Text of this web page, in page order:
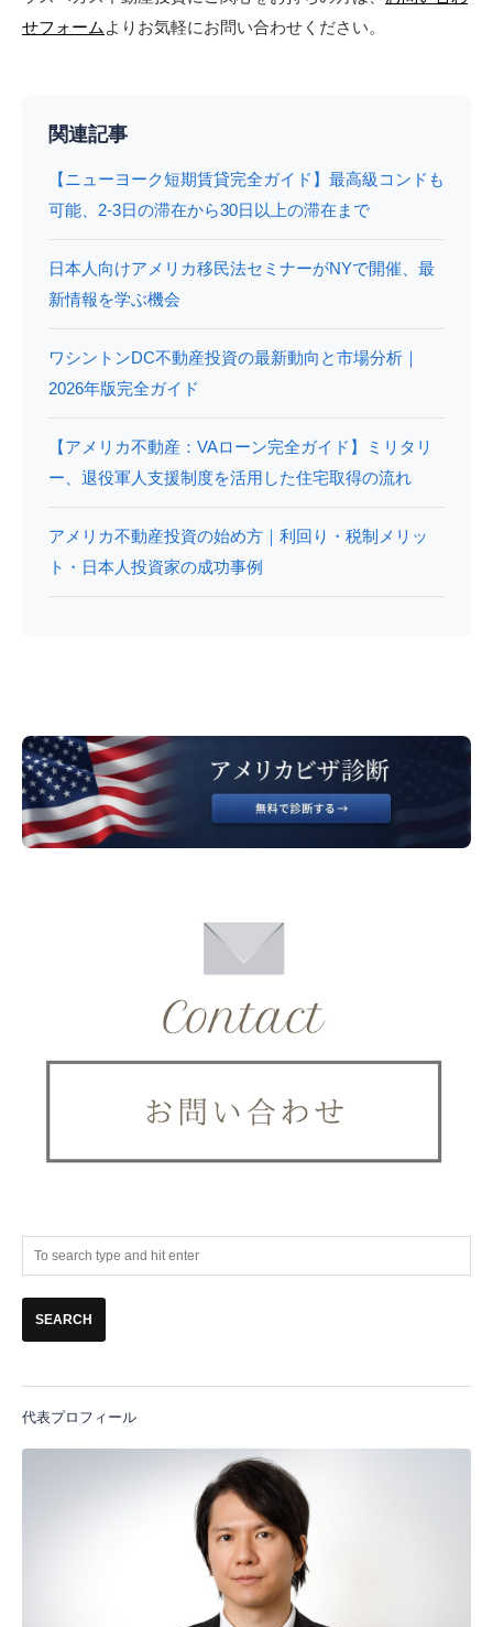
せフォーム よりお気軽にお問い合わせください。
関連記事
【ニューヨーク短期賃貸完全ガイド】最高級コンドも
可能、2-3日の滞在から30日以上の滞在まで
日本人向けアメリカ移民法セミナーがNYで開催、最
新情報を学ぶ機会
ワシントンDC不動産投資の最新動向と市場分析｜
2026年版完全ガイド
【アメリカ不動産：VAローン完全ガイド】ミリタリ
ー、退役軍人支援制度を活用した住宅取得の流れ
アメリカ不動産投資の始め方｜利回り・税制メリッ
ト・日本人投資家の成功事例
代表プロフィール